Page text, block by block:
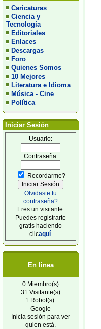
Caricaturas
Ciencia y
Tecnología
Editoriales
Enlaces
Descargas
Foro
Quienes Somos
10 Mejores
Literatura e Idioma
Música - Cine
Política
Iniciar Sesión
Usuario:
Contraseña:
Recordarme?
Olvidaste tu
contraseña?
Eres un visitante.
Puedes registrarte
gratis haciendo
clicaquí.
En linea
0 Miembro(s)
31 Visitante(s)
1 Robot(s):
Google
Inicia sesión para ver
quien está.